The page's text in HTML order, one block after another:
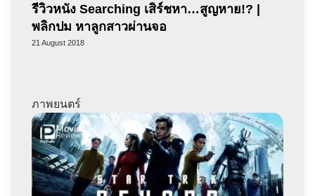
รีวิวหนัง Searching เสิร์ชหา…สูญหาย!? |
พลิกปม หาลูกสาวผ่านจอ
21 August 2018
ภาพยนตร์